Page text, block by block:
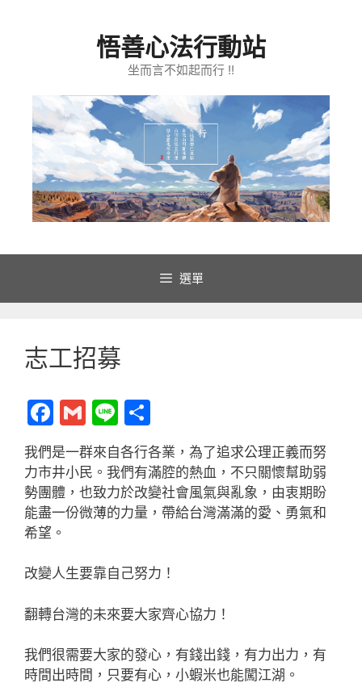
悟善心法行動站
坐而言不如起而行 !!
選單
志工招募
F
a
c
e
b
o
o
G
m
ai
l
Li
n
e
享
我們是一群來自各行各業，為了追求公理正義而努
力市井小民。 我們有滿腔的熱血，不只關懷幫助弱
勢團體， 也致力於改變社會風氣與亂象，由衷期盼
能盡一份微薄的力量， 帶給台灣滿滿的愛、勇氣和
希望。
改變人生要靠自己努力！
翻轉台灣的未來要大家齊心協力！
我們很需要大家的發心，有錢出錢，有力出力，有
時間出時間， 只要有心，小蝦米也能闖江湖。